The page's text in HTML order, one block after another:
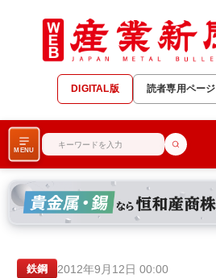
DIGITAL版 読者専用ページ
MENU
鉄鋼 2012年9月12日 00:00